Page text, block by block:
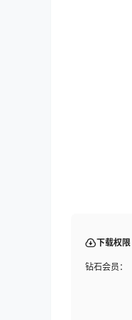
下载权限
钻石会员：